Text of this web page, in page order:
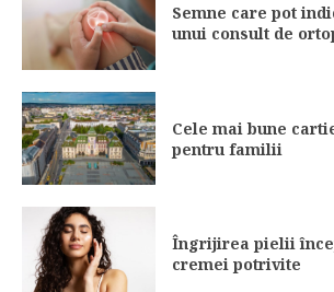
Semne care pot
unui consult de
Cele mai bune
pentru familii
Îngrijirea pielii
cremei potrivite